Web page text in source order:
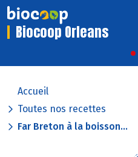
Biocoop Orleans
Accueil
Toutes nos recettes
Far Breton à la boisson...